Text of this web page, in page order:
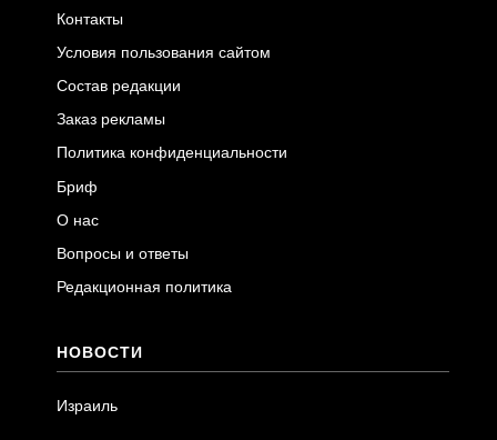
Контакты
Условия пользования сайтом
Состав редакции
Заказ рекламы
Политика конфиденциальности
Бриф
О нас
Вопросы и ответы
Редакционная политика
НОВОСТИ
Израиль